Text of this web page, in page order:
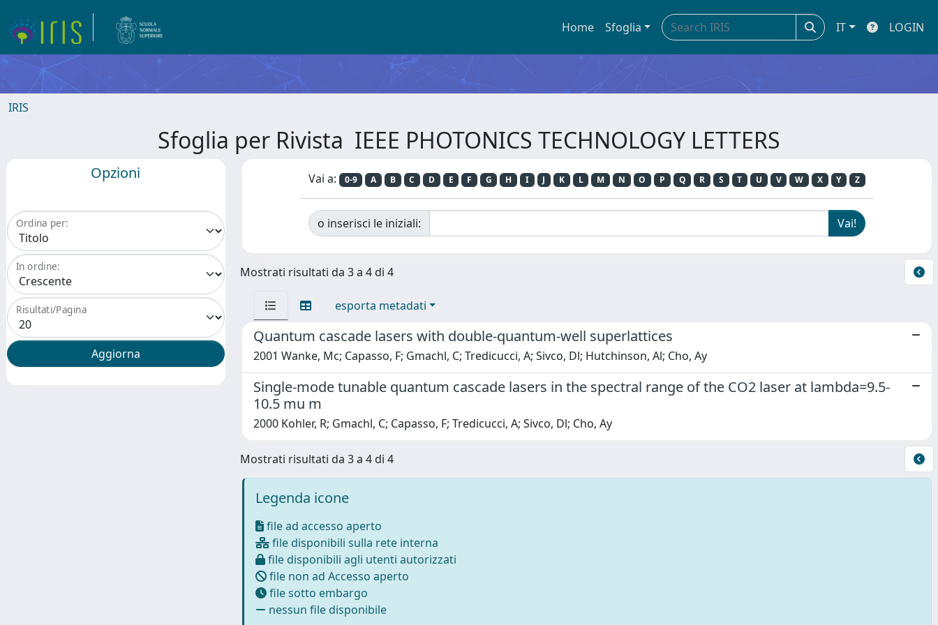
Home Sfoglia IT LOGIN
IRIS
Sfoglia per Rivista IEEE PHOTONICS TECHNOLOGY LETTERS
Opzioni
Ordina per:
In ordine:
Risultati/Pagina
Vai a: 0-9 A B C D E F G H I J K L M N O P Q R S T U V W X Y Z
o inserisci le iniziali:
Mostrati risultati da 3 a 4 di 4
esporta metadati
Quantum cascade lasers with double-quantum-well superlattices
2001 Wanke, Mc; Capasso, F; Gmachl, C; Tredicucci, A; Sivco, Dl; Hutchinson, Al; Cho, Ay
Single-mode tunable quantum cascade lasers in the spectral range of the CO2 laser at lambda=9.5-
10.5 mu m
2000 Kohler, R; Gmachl, C; Capasso, F; Tredicucci, A; Sivco, Dl; Cho, Ay
Mostrati risultati da 3 a 4 di 4
Legenda icone
file ad accesso aperto
file disponibili sulla rete interna
file disponibili agli utenti autorizzati
file non ad Accesso aperto
file sotto embargo
nessun file disponibile